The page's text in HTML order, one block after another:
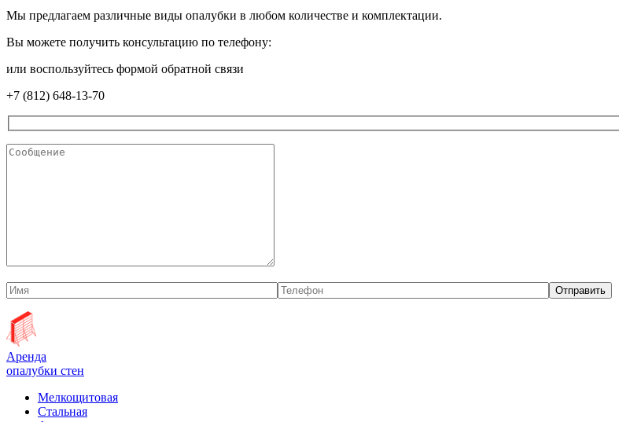
Мы предлагаем различные виды опалубки в любом количестве и комплектации.
Вы можете получить консультацию по телефону:
или воспользуйтесь формой обратной связи
+7 (812) 648-13-70
Аренда
опалубки стен
Мелкощитовая
Стальная